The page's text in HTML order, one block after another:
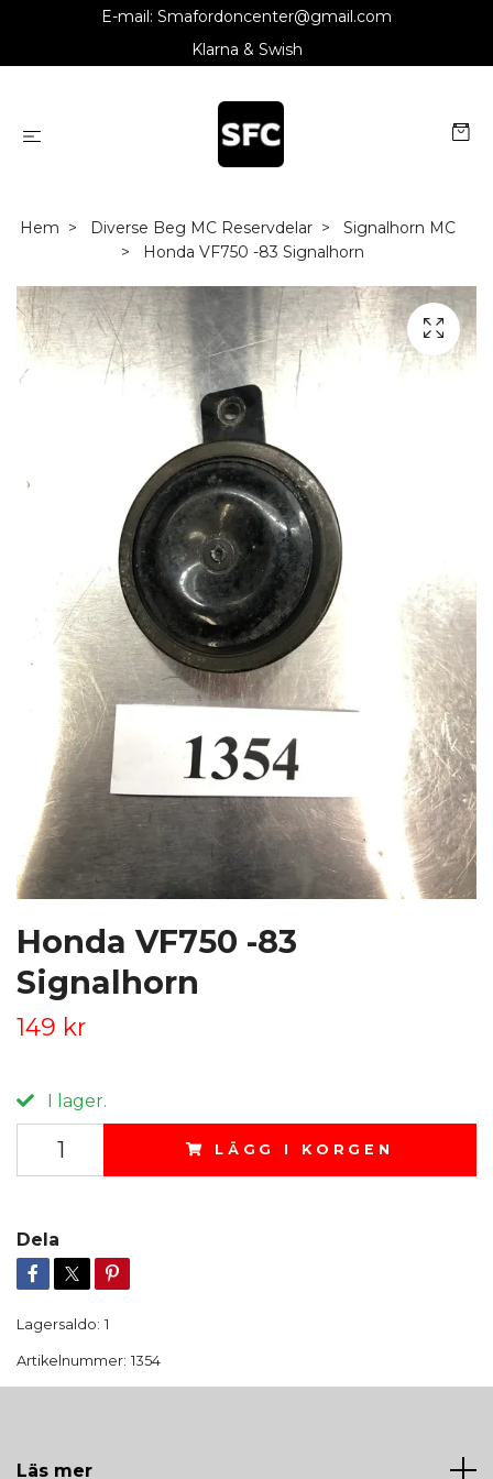
E-mail: Smafordoncenter@gmail.com
Klarna & Swish
Hem Diverse Beg MC Reservdelar
Signalhorn MC
Honda VF750 -83 Signalhorn
Honda VF750 -83
Signalhorn
149 kr
I lager.
LÄGG I KORGEN
Dela
Lagersaldo: 1
Artikelnummer: 1354
Läs mer